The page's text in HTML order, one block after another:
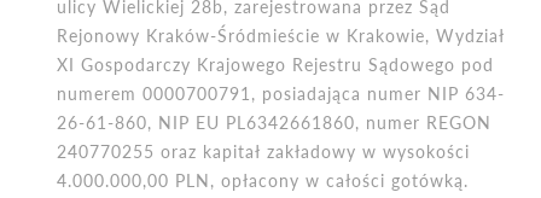
ulicy Wielickiej 28b, zarejestrowana przez Sąd
Rejonowy Kraków-Śródmieście w Krakowie, Wydział
XI Gospodarczy Krajowego Rejestru Sądowego pod
numerem 0000700791, posiadająca numer NIP 634-
26-61-860, NIP EU PL6342661860, numer REGON
240770255 oraz kapitał zakładowy w wysokości
4.000.000,00 PLN, opłacony w całości gotówką.